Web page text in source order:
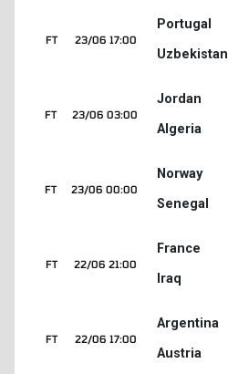
23/06 17:00
FT
Portugal
Uzbekistan
23/06 03:00
FT
Jordan
Algeria
23/06 00:00
FT
Norway
Senegal
22/06 21:00
FT
France
Iraq
22/06 17:00
FT
Argentina
Austria